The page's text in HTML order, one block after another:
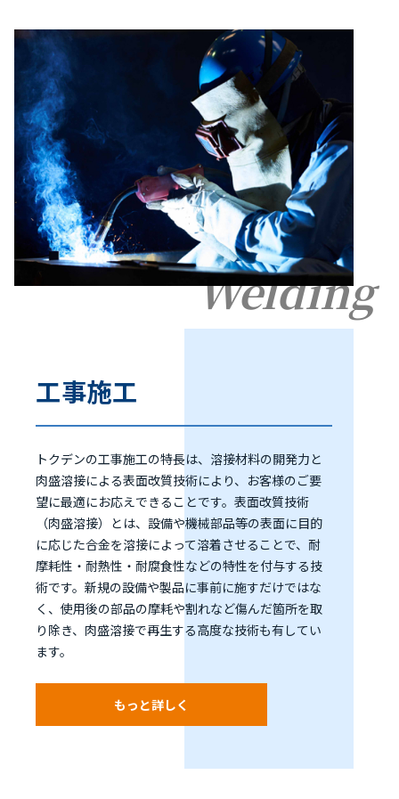
Welding
工事施工
トクデンの工事施工の特長は、溶接材料の開発力と
肉盛溶接による表面改質技術により、お客様のご要
望に最適にお応えできることです。表面改質技術
（肉盛溶接）とは、設備や機械部品等の表面に目的
に応じた合金を溶接によって溶着させることで、耐
摩耗性・耐熱性・耐腐食性などの特性を付与する技
術です。新規の設備や製品に事前に施すだけではな
く、使用後の部品の摩耗や割れなど傷んだ箇所を取
り除き、肉盛溶接で再生する高度な技術も有してい
ます。
もっと詳しく